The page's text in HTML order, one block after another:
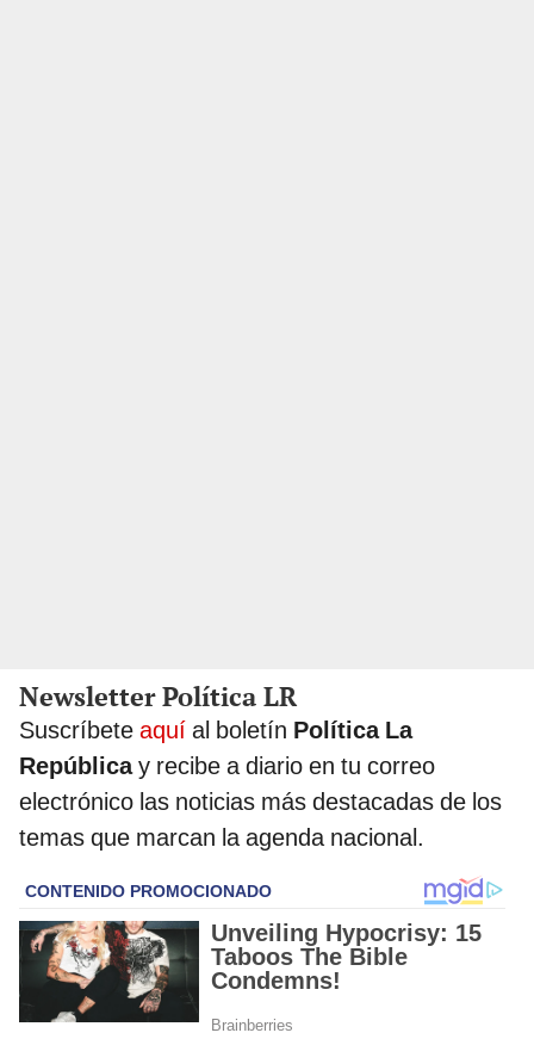
Newsletter Política LR
Suscríbete aquí al boletín Política La
Repúblicay recibe a diario en tu correo
electrónico las noticias más destacadas de los
temas que marcan la agenda nacional.